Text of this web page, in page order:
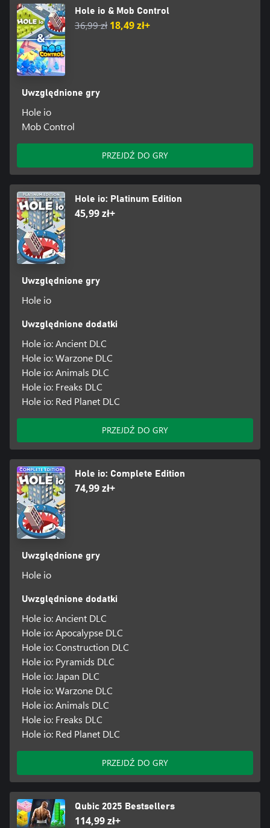
Hole io & Mob Control
36,99 zł 18,49 zł+
Uwzględnione gry
Hole io
Mob Control
PRZEJDŹ DO GRY
Hole io: Platinum Edition
45,99 zł+
Uwzględnione gry
Hole io
Uwzględnione dodatki
Hole io: Ancient DLC
Hole io: Warzone DLC
Hole io: Animals DLC
Hole io: Freaks DLC
Hole io: Red Planet DLC
PRZEJDŹ DO GRY
Hole io: Complete Edition
74,99 zł+
Uwzględnione gry
Hole io
Uwzględnione dodatki
Hole io: Ancient DLC
Hole io: Apocalypse DLC
Hole io: Construction DLC
Hole io: Pyramids DLC
Hole io: Japan DLC
Hole io: Warzone DLC
Hole io: Animals DLC
Hole io: Freaks DLC
Hole io: Red Planet DLC
PRZEJDŹ DO GRY
Qubic 2025 Bestsellers
114,99 zł+